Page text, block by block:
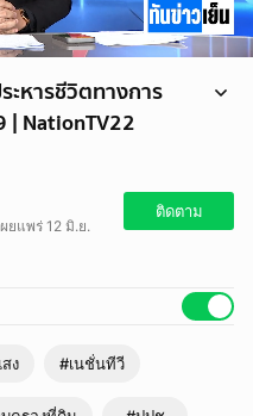
ะหารชีวิตทางการ
| NationTV22
ตลอดชีวิต แก่นายศุภชัย โพธิ์สุ
การเมืองและเพิกถอนสิทธิเลือก
โดยมิชอบ
ยแพร่ 12 มิ.ย.
ติดตาม
ง #เนชั่นทีวี